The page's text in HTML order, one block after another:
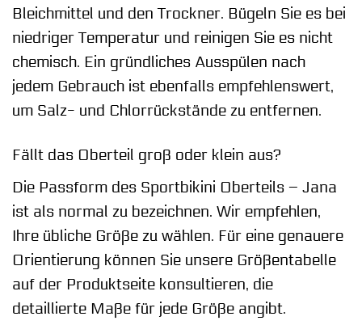
Bleichmittel und den Trockner. Bügeln Sie es bei
niedriger Temperatur und reinigen Sie es nicht
chemisch. Ein gründliches Ausspülen nach
jedem Gebrauch ist ebenfalls empfehlenswert,
um Salz- und Chlorrückstände zu entfernen.
Fällt das Oberteil groß oder klein aus?
Die Passform des Sportbikini Oberteils – Jana
ist als normal zu bezeichnen. Wir empfehlen,
Ihre übliche Größe zu wählen. Für eine genauere
Orientierung können Sie unsere Größentabelle
auf der Produktseite konsultieren, die
detaillierte Maße für jede Größe angibt.